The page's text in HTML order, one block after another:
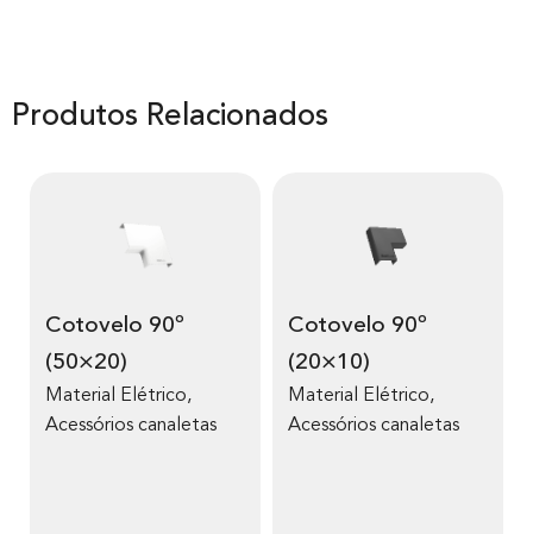
Produtos Relacionados
Cotovelo 90º
(50×20)
Material Elétrico,
Acessórios canaletas
Cotovelo 90º
(20×10)
Material Elétrico,
Acessórios canaletas